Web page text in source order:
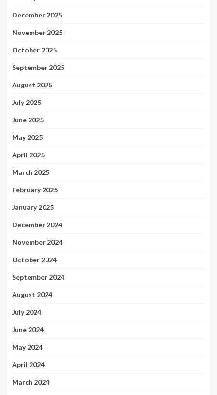
December 2025
November 2025
October 2025
September 2025
August 2025
July 2025
June 2025
May 2025
April 2025
March 2025
February 2025
January 2025
December 2024
November 2024
October 2024
September 2024
August 2024
July 2024
June 2024
May 2024
April 2024
March 2024